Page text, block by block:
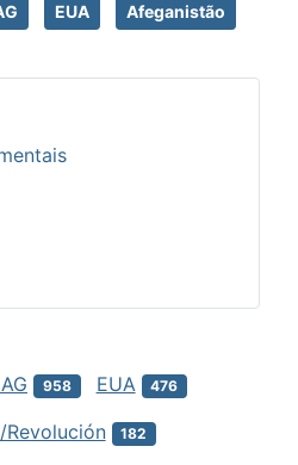
EUA Afeganistão
958 EUA 476
Revolución 182